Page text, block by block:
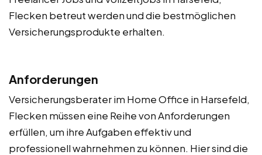
Flecken betreut werden und die bestmöglichen
Versicherungsprodukte erhalten.
Anforderungen
Versicherungsberater im Home Office in Harsefeld,
Flecken müssen eine Reihe von Anforderungen
erfüllen, um ihre Aufgaben effektiv und
professionell wahrnehmen zu können. Hier sind die